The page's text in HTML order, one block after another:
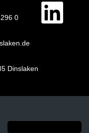
0
Dinslaken